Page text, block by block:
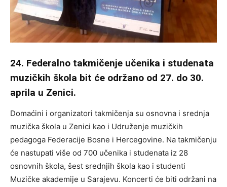
24. Federalno takmičenje učenika i studenata
muzičkih škola bit će održano od 27. do 30.
aprila u Zenici.
Domaćini i organizatori takmičenja su osnovna i srednja
muzička škola u Zenici kao i Udruženje muzičkih
pedagoga Federacije Bosne i Hercegovine. Na takmičenju
će nastupati više od 700 učenika i studenata iz 28
osnovnih škola, šest srednjih škola kao i studenti
Muzičke akademije u Sarajevu. Koncerti će biti održani na